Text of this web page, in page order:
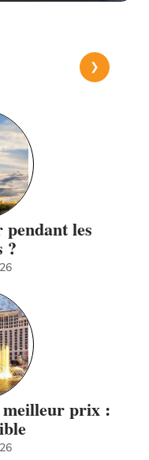
les
?
meilleur prix :